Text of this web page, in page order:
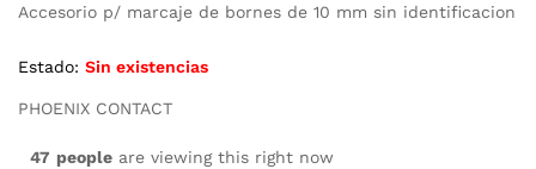
Accesorio p/ marcaje de bornes de 10 mm sin identificacion
Estado: Sin existencias
PHOENIX CONTACT
47 people are viewing this right now